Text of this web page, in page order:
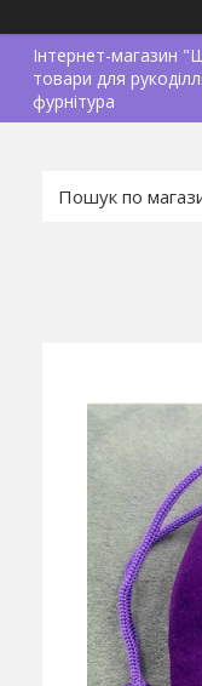
Інтернет-магазин
товари для
фурнітура